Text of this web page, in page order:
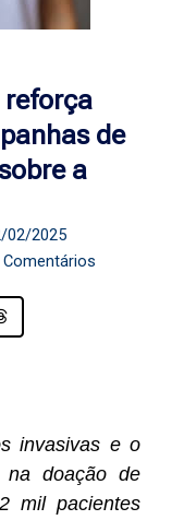
reforça
de
a
02/2025
invasivas e o
na doação de
mil pacientes